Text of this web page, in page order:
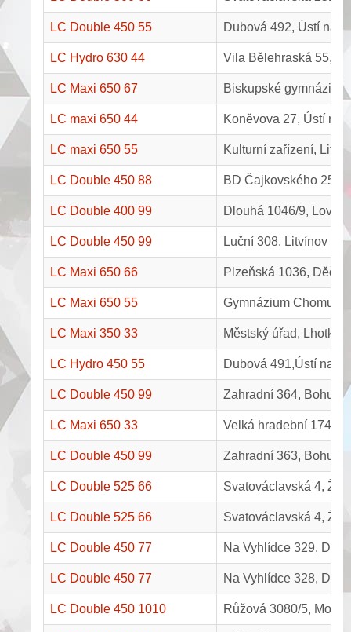
LC Double 450 55 Dubová 492, Ústí nad
LC Hydro 630 44 Vila Bělehraská 55,
LC Maxi 650 67 Biskupské
LC maxi 650 44 Koněvova 27, Ústí
LC maxi 650 55 Kulturní zařízení,
LC Double 450 88 BD Čajkovského
LC Double 400 99 Dlouhá 1046/9,
LC Double 450 99 Luční 308, Litvínov
LC Maxi 650 66 Plzeňská 1036, Děčín
LC Maxi 650 55 Gymnázium Chomutov
LC Maxi 350 33 Městský úřad, Lhotka
LC Hydro 450 55 Dubová 491,Ústí nad
LC Double 450 99 Zahradní 364,
LC Maxi 650 33 Velká hradební 1743,
LC Double 450 99 Zahradní 363,
LC Double 525 66 Svatováclavská 4,
LC Double 525 66 Svatováclavská 4,
LC Double 450 77 Na Vyhlídce 329,
LC Double 450 77 Na Vyhlídce 328,
LC Double 450 1010 Růžová 3080/5, Most